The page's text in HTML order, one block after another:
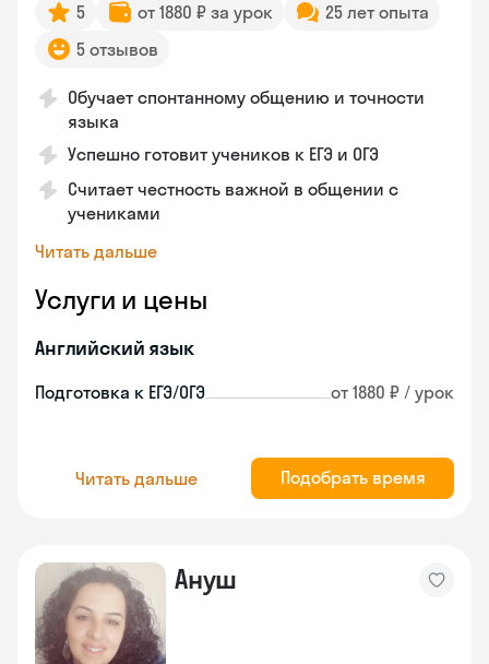
5 от 1880 ₽ за урок
25 лет опыта
5 отзывов
Обучает спонтанному общению и точности
языка
Успешно готовит учеников к ЕГЭ и ОГЭ
Считает честность важной в общении с
учениками
Читать дальше
Услуги и цены
Английский язык
Подготовка к ЕГЭ/ОГЭ от 1880 ₽ / урок
Читать дальше Подобрать время
Ануш